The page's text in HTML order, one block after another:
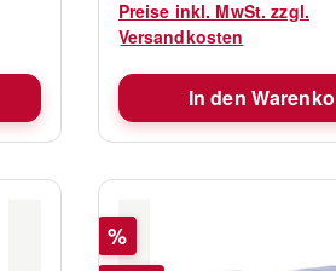
Preise inkl. MwSt. zzgl.
Versandkosten
In den
Rabatt
%